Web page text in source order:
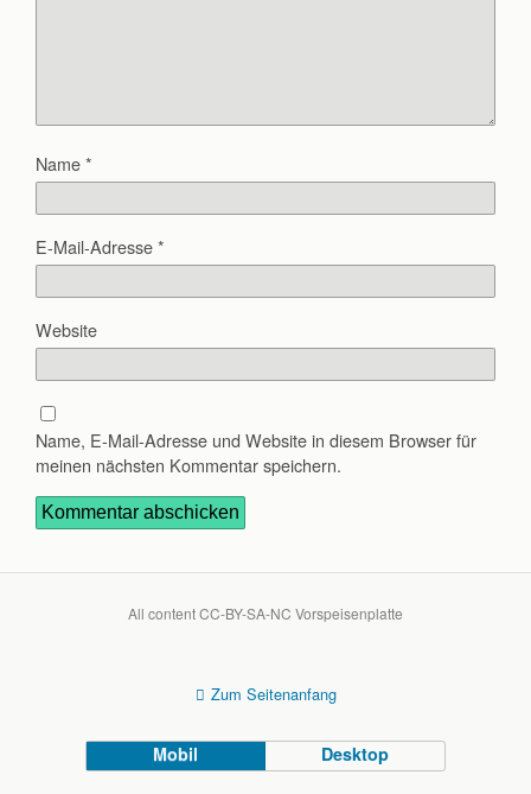
Name*
E-Mail-Adresse*
Website
Name, E-Mail-Adresse und Website in diesem Browser für
meinen nächsten Kommentar speichern.
All content CC-BY-SA-NC Vorspeisenplatte
Zum Seitenanfang
Mobil Desktop